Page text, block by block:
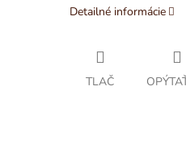
Detailné informácie
TLAČ